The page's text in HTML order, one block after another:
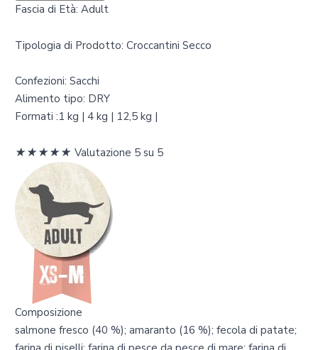
Fascia di Età: Adult
Tipologia di Prodotto: Croccantini Secco
Confezioni: Sacchi
Alimento tipo: DRY
Formati :1 kg | 4 kg | 12,5 kg |
★★★★★ Valutazione 5 su 5
Composizione
salmone fresco (40 %); amaranto (16 %); fecola di patate;